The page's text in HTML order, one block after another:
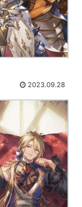
2023.09.28